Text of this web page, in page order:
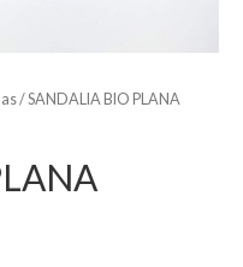
/ SANDALIA BIO PLANA